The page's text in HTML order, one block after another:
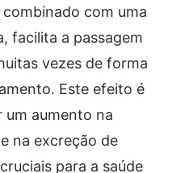
com uma
facilita a passagem
vezes de forma
Este efeito é
aumento na
na excreção de
para a saúde